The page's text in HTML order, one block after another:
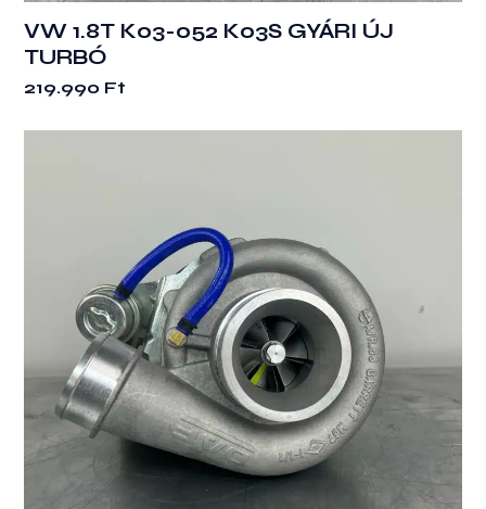
VW 1.8T K03-052 K03S GYÁRI ÚJ
TURBÓ
219.990 Ft